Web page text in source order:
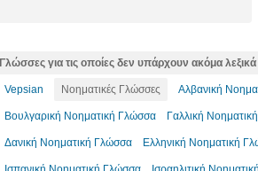
Γλώσσες για τις οποίες δεν υπάρχουν ακόμα λεξικά
Vepsian Νοηματικές Γλώσσες Αλβανική
Βουλγαρική Νοηματική Γλώσσα Γαλλική
Δανική Νοηματική Γλώσσα Ελληνική Νοηματική